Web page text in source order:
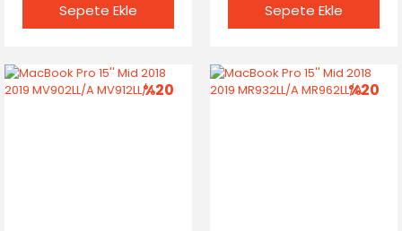
Sepete Ekle Sepete Ekle
%20 %20